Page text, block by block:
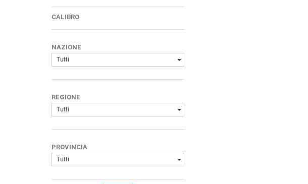
CALIBRO
NAZIONE
Tutti
REGIONE
Tutti
PROVINCIA
Tutti